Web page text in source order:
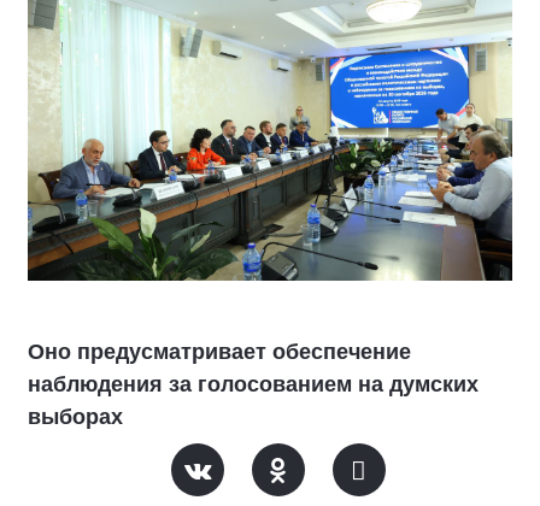
Оно предусматривает обеспечение
наблюдения за голосованием на думских
выборах